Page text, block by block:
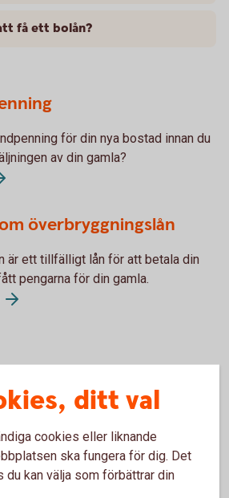
få ett bolån?
för din nya bostad innan du
av din gamla?
överbryggningslån
är ett tillfälligt lån för att betala din
pengarna för din gamla.
bolån
1 000 000 kronor, till 3,89 %
ditt val
cookies eller liknande
ska fungera för dig. Det
du kan välja som förbättrar din